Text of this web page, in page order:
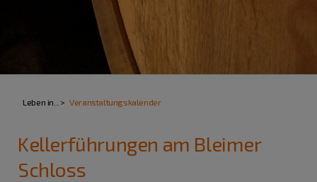
Leben in... Veranstaltungskalender
Kellerführungen am Bleimer
Schloss